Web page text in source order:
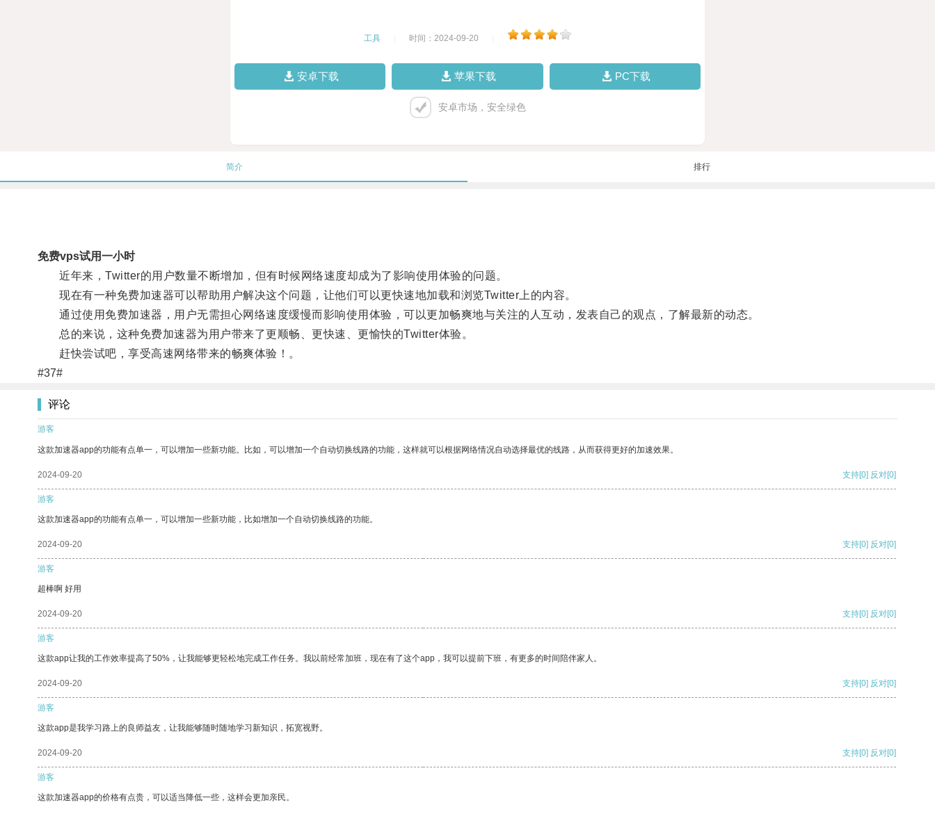
工具 时间：2024-09-20
安卓下载 苹果下载 PC下载
安卓市场，安全绿色
简介 排行
免费vps试用一小时
近年来，Twitter的用户数量不断增加，但有时候网络速度却成为了影响使用体验的问题。
现在有一种免费加速器可以帮助用户解决这个问题，让他们可以更快速地加载和浏览Twitter上的内容。
通过使用免费加速器，用户无需担心网络速度缓慢而影响使用体验，可以更加畅爽地与关注的人互动，发表自己的观点，了解最新的动态。
总的来说，这种免费加速器为用户带来了更顺畅、更快速、更愉快的Twitter体验。
赶快尝试吧，享受高速网络带来的畅爽体验！。
#37#
评论
游客
这款加速器app的功能有点单一，可以增加一些新功能。比如，可以增加一个自动切换线路的功能，这样就可以根据网络情况自动选择最优的线路，从而获得更好的加速效果。
2024-09-20 支持[0] 反对[0]
游客
这款加速器app的功能有点单一，可以增加一些新功能，比如增加一个自动切换线路的功能。
2024-09-20 支持[0] 反对[0]
游客
超棒啊 好用
2024-09-20 支持[0] 反对[0]
游客
这款app让我的工作效率提高了50%，让我能够更轻松地完成工作任务。我以前经常加班，现在有了这个app，我可以提前下班，有更多的时间陪伴家人。
2024-09-20 支持[0] 反对[0]
游客
这款app是我学习路上的良师益友，让我能够随时随地学习新知识，拓宽视野。
2024-09-20 支持[0] 反对[0]
游客
这款加速器app的价格有点贵，可以适当降低一些，这样会更加亲民。